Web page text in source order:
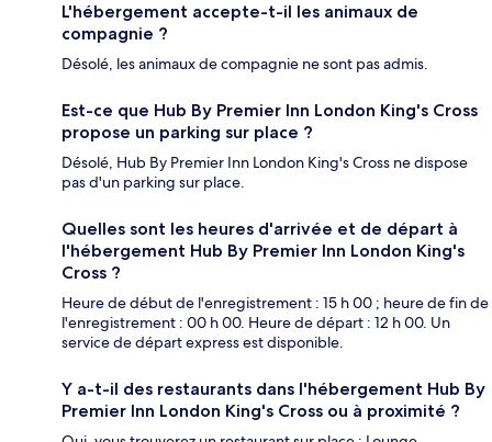
L'hébergement accepte-t-il les animaux de
compagnie ?
Désolé, les animaux de compagnie ne sont pas admis.
Est-ce que Hub By Premier Inn London King's Cross
propose un parking sur place ?
Désolé, Hub By Premier Inn London King's Cross ne dispose
pas d'un parking sur place.
Quelles sont les heures d'arrivée et de départ à
l'hébergement Hub By Premier Inn London King's
Cross ?
Heure de début de l'enregistrement : 15 h 00 ; heure de fin de
l'enregistrement : 00 h 00. Heure de départ : 12 h 00. Un
service de départ express est disponible.
Y a-t-il des restaurants dans l'hébergement Hub By
Premier Inn London King's Cross ou à proximité ?